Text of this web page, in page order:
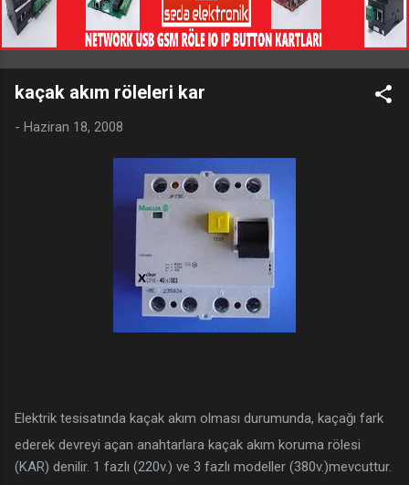
kaçak akım röleleri kar
- Haziran 18, 2008
Elektrik tesisatında kaçak akım olması durumunda, kaçağı fark
ederek devreyi açan anahtarlara kaçak akım koruma rölesi
(KAR) denilir. 1 fazlı (220v.) ve 3 fazlı modeller (380v.)mevcuttur.